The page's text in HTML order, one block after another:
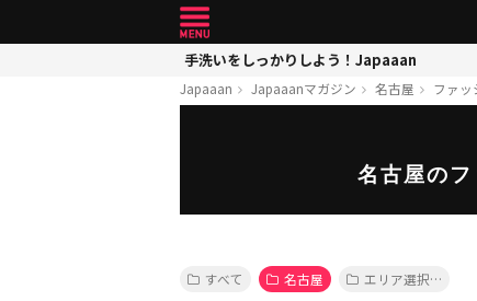
手洗いをしっかりしよう！Japaaan
Japaaan Japaaanマガジン 名古屋 ファッ
名古屋の
すべて 名古屋 エリア選択…